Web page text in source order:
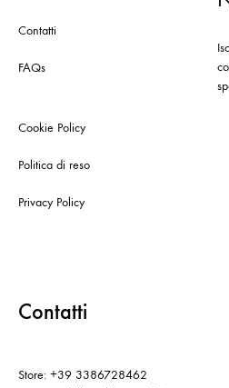
Contatti
FAQs
Cookie Policy
Politica di reso
Privacy Policy
Contatti
Store: +39 3386728462